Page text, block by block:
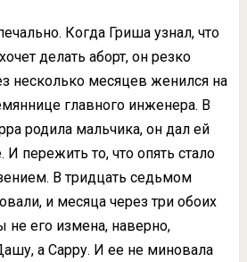
Когда Гриша узнал, что
делать аборт, он резко
несколько месяцев женился на
главного инженера. В
родила мальчика, он дал ей
пережить то, что опять стало
В тридцать седьмом
и месяца через три обоих
не его измена, наверно,
а Сарру. И ее не миновала